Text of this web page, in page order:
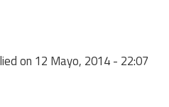
on 12 Mayo, 2014 - 22:07